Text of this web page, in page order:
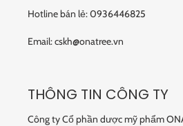
Hotline bán lẻ: 0936446825
Email: cskh@onatree.vn
THÔNG TIN CÔNG TY
Công ty Cổ phần dược mỹ phẩm